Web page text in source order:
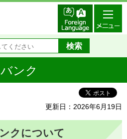
ンク
更新日：2026年6月19日
クについて